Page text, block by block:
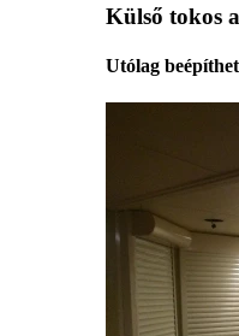
Külső tokos
Utólag